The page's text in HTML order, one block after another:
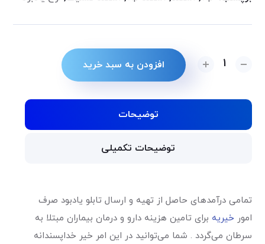
افزودن به سبد خرید
توضیحات
توضیحات تکمیلی
تمامی درآمدهای حاصل از تهیه و ارسال تابلو یادبود صرف
امور خیریه برای تامین هزینه دارو و درمان بیماران مبتلا به
سرطان می‌گردد . شما می‌توانید در این امر خیر خداپسندانه